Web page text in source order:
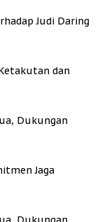
Judi Daring
dan
Dukungan
Jaga